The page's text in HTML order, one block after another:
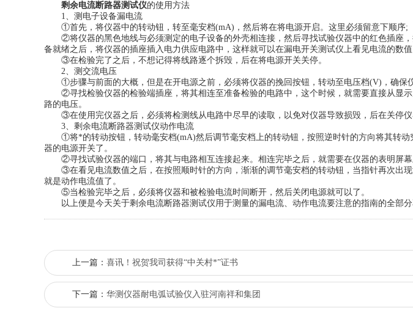
剩余电流断路器测试仪的使用方法
1、测电子设备漏电流
①首先，将仪器中的转动钮，转至毫安档(mA)，然后将在将电源开启。这里必须留意下顺序;
②将仪器的黑色地线与必须测定的电子设备的外壳相连接，然后寻找试验仪器中的红色插座，
备就绪之后，将仪器的插座插入电力供应电路中，这样就可以在漏电开关测试仪上看见电流的数
③在检验完了之后，不想记得将线路逐个拆毁，后在将电源开关关停。
2、测交流电压
①步骤与前面的大概，但是在开电源之前，必须将仪器的挽回按钮，转动至电压档(V)，确保仪
②寻找检验仪器的检验端插座，将其相连至准备检验的电路中，这个时候，就需要直接从显示
路的电压。
③在使用完仪器之后，必须将检测线从电路中尽早的读取，以免对仪器导致损毁，后在关停仪
3、剩余电流断路器测试仪动作电流
①将*的转动按钮，转动毫安档(mA)然后调节毫安档上的转动钮，按照逆时针的方向将其转动
器的电源开关了。
②寻找试验仪器的端口，将其与电路相互连接起来。相连完毕之后，就需要在仪器的表明屏幕
③在看见电流数值之后，在按照顺时针的方向，渐渐的调节毫安档的转动钮，当指针再次出现
就是动作电流值了。
⑤当检验完毕之后，必须将仪器和被检验电流时间断开，然后关闭电源就可以了。
以上便是今天关于剩余电流断路器测试仪用于测量的漏电流、动作电流要注意的指南的全部分
上一篇： 喜讯！祝贺我司获得“中关村*”证书
下一篇： 华测仪器耐电弧试验仪入驻河南祥和集团